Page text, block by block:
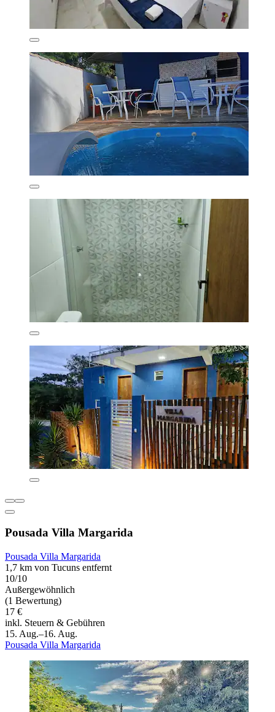
Pousada Villa Margarida
Pousada Villa Margarida
1,7 km von Tucuns entfernt
10/10
Außergewöhnlich
(1 Bewertung)
17 €
inkl. Steuern & Gebühren
15. Aug.–16. Aug.
Pousada Villa Margarida